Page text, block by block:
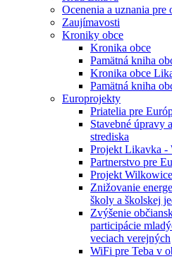
Ocenenia a uznania pre
Zaujímavosti
Kroniky obce
Kronika obce
Pamätná kniha
Kronika obce
Pamätná kniha
Europrojekty
Priatelia pre
Stavebné úpravy
strediska
Projekt Likavka -
Partnerstvo pre
Projekt
Znižovanie
školy a školskej
Zvýšenie
participácie
veciach verejných
WiFi pre Teba v